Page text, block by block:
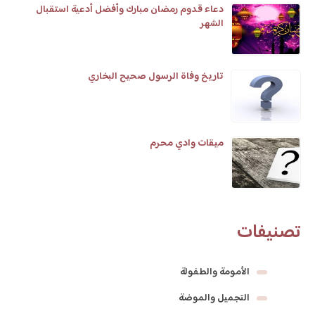
دعاء قدوم رمضان مبارك وأفضل أدعية استقبال
الشهر
تاريخ وفاة الرسول صحيح البخاري
ميقات وادي محرم
تصنيفات
الأمومة والطفولة
التجميل والموضة